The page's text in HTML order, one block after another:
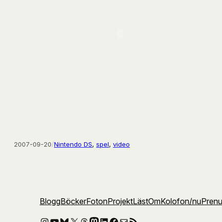
2007-09-20/Nintendo DS, spel, video
BloggBöckerFotonProjektLästOmKolofon/nu